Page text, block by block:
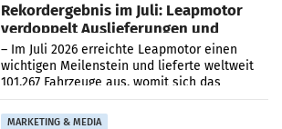
Rekordergebnis im Juli: Leapmotor
verdoppelt Auslieferungen und
überschreitet die 100.000er-Marke
– Im Juli 2026 erreichte Leapmotor einen
wichtigen Meilenstein und lieferte weltweit
101.267 Fahrzeuge aus, womit sich das
Ergebnis gegenüber Juli 2025 mehr als
verdoppelte (+102
MARKETING & MEDIA